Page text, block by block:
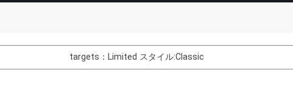
the performer's
targets：Limited スタイル:Classic